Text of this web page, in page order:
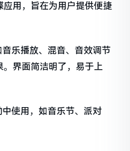
用，旨在为用户提供便捷
乐播放、混音、音效调节
界面简洁明了，易于上
使用，如音乐节、派对